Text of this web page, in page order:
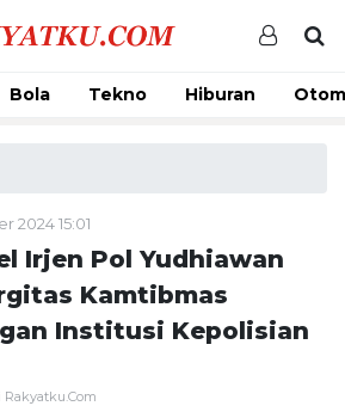
Bola Tekno Hiburan
2024 15:01
Irjen Pol Yudhiawan
Kamtibmas
Institusi Kepolisian